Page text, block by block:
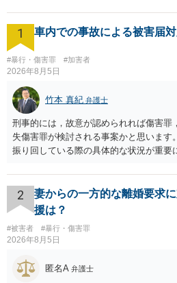
1 車内での事故による被害届
#暴行・傷害罪 #加害者
2026年8月5日
竹本 真紀 弁護士
刑事的には，故意が認められれば傷害罪
失傷害罪が検討される事案かと思います
振り回している際の具体的な状況が重要
過失でも該当するでしょう。 因果関係
ては，数週間経過している点も問題に
がなくなれば，評価の仕方が大きく変わ
も，ご心配であるならば，お近くの弁護
と思います。
2
妻からの一方的な離婚要求
援は？
#被害者 #暴行・傷害罪
2026年8月5日
匿名A 弁護士